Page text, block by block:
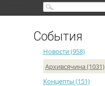
Поиск
События
Новости (958)
Архивсячина (1031)
Концепты (151)